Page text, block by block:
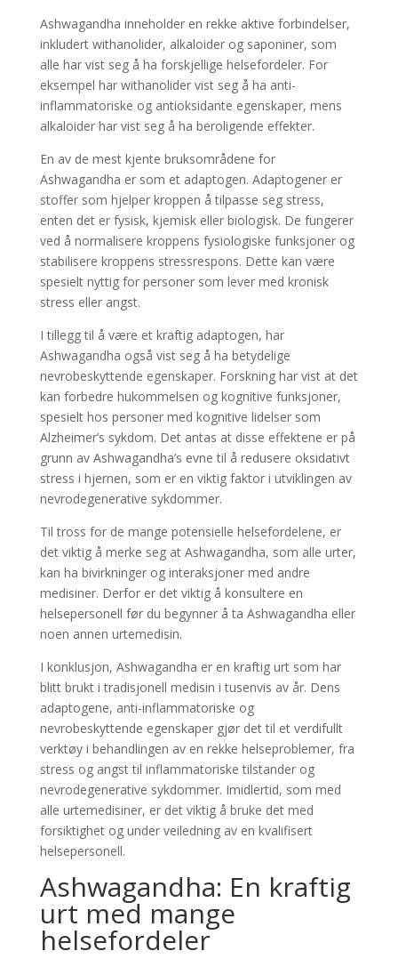
Ashwagandha inneholder en rekke aktive forbindelser,
inkludert withanolider, alkaloider og saponiner, som
alle har vist seg å ha forskjellige helsefordeler. For
eksempel har withanolider vist seg å ha anti-
inflammatoriske og antioksidante egenskaper, mens
alkaloider har vist seg å ha beroligende effekter.
En av de mest kjente bruksområdene for
Ashwagandha er som et adaptogen. Adaptogener er
stoffer som hjelper kroppen å tilpasse seg stress,
enten det er fysisk, kjemisk eller biologisk. De fungerer
ved å normalisere kroppens fysiologiske funksjoner og
stabilisere kroppens stressrespons. Dette kan være
spesielt nyttig for personer som lever med kronisk
stress eller angst.
I tillegg til å være et kraftig adaptogen, har
Ashwagandha også vist seg å ha betydelige
nevrobeskyttende egenskaper. Forskning har vist at det
kan forbedre hukommelsen og kognitive funksjoner,
spesielt hos personer med kognitive lidelser som
Alzheimer’s sykdom. Det antas at disse effektene er på
grunn av Ashwagandha’s evne til å redusere oksidativt
stress i hjernen, som er en viktig faktor i utviklingen av
nevrodegenerative sykdommer.
Til tross for de mange potensielle helsefordelene, er
det viktig å merke seg at Ashwagandha, som alle urter,
kan ha bivirkninger og interaksjoner med andre
medisiner. Derfor er det viktig å konsultere en
helsepersonell før du begynner å ta Ashwagandha eller
noen annen urtemedisin.
I konklusjon, Ashwagandha er en kraftig urt som har
blitt brukt i tradisjonell medisin i tusenvis av år. Dens
adaptogene, anti-inflammatoriske og
nevrobeskyttende egenskaper gjør det til et verdifullt
verktøy i behandlingen av en rekke helseproblemer, fra
stress og angst til inflammatoriske tilstander og
nevrodegenerative sykdommer. Imidlertid, som med
alle urtemedisiner, er det viktig å bruke det med
forsiktighet og under veiledning av en kvalifisert
helsepersonell.
Ashwagandha: En kraftig
urt med mange
helsefordeler